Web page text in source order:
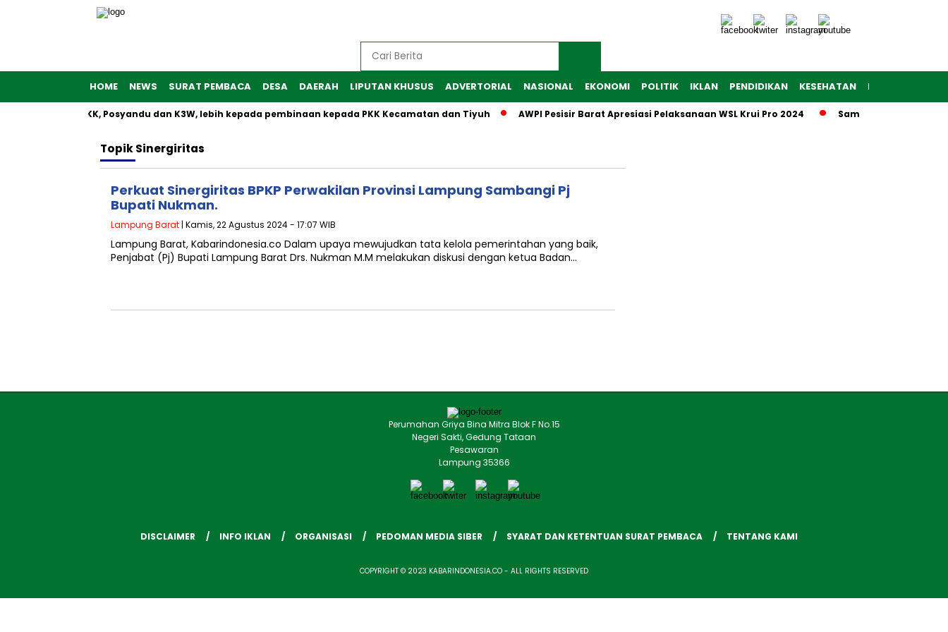
HOME NEWS SURAT PEMBACA DESA DAERAH LIPUTAN KHUSUS ADVERTORIAL NASIONAL EKONOMI POLITIK IKLAN PENDIDIKAN KESEHATAN RAGAM
Administrasi PKK, Posyandu dan K3W, lebih kepada pembinaan kepada PKK Kecamatan dan Tiyuh AWPI Pesisir Barat Apresiasi Pelaksanaan WSL Krui Pro 2024 Sambut Hut Polwan
TopikSinergiritas
Perkuat Sinergiritas BPKP Perwakilan Provinsi Lampung Sambangi Pj
Bupati Nukman.
Lampung Barat | Kamis, 22 Agustus 2024 - 17:07 WIB
Lampung Barat, Kabarindonesia.co Dalam upaya mewujudkan tata kelola pemerintahan yang baik,
Penjabat (Pj) Bupati Lampung Barat Drs. Nukman M.M melakukan diskusi dengan ketua Badan…
Perumahan Griya Bina Mitra Blok F No.15
Negeri Sakti, Gedung Tataan
Pesawaran
Lampung 35366
DISCLAIMER INFO IKLAN ORGANISASI PEDOMAN MEDIA SIBER SYARAT DAN KETENTUAN SURAT PEMBACA TENTANG KAMI
COPYRIGHT © 2023 KABARINDONESIA.CO - ALL RIGHTS RESERVED